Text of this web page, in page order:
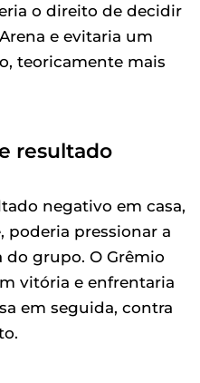
o direito de decidir
e evitaria um
teoricamente mais
resultado
negativo em casa,
poderia pressionar a
do grupo. O Grêmio
vitória e enfrentaria
em seguida, contra